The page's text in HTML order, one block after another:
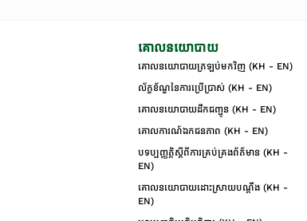
គោលនយោបាយ
គោលនយោបាយត្រឡប់មកវិញ (KH - EN)
ល័ក្ខខ័ណ្ឌនៃការប្រើប្រាស់ (KH - EN)
គោលនយោបាយដឹកជញ្ជូន (KH - EN)
គោលការណ៍ឯកជនភាព (KH - EN)
បទប្បញ្ញត្តិស្តីពីការគ្រប់គ្រងព័ត៌មាន (KH -
EN)
គោលនយោបាយដោះស្រាយបណ្ដឹង (KH -
EN)